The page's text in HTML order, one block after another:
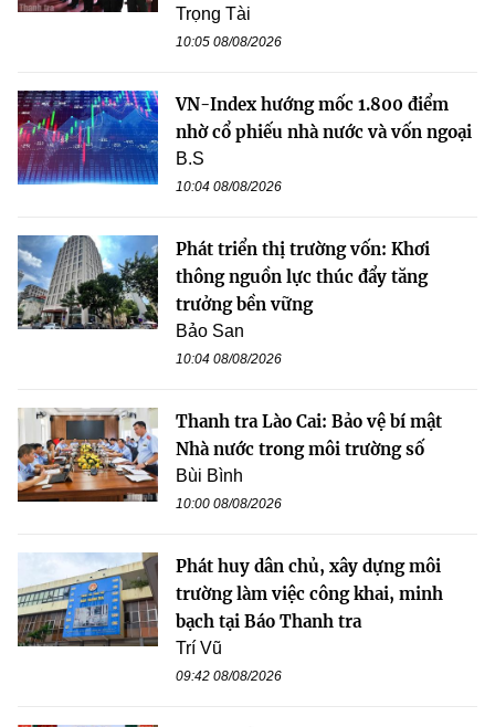
Trọng Tài
10:05 08/08/2026
VN-Index hướng mốc 1.800 điểm
nhờ cổ phiếu nhà nước và vốn ngoại
B.S
10:04 08/08/2026
Phát triển thị trường vốn: Khơi
thông nguồn lực thúc đẩy tăng
trưởng bền vững
Bảo San
10:04 08/08/2026
Thanh tra Lào Cai: Bảo vệ bí mật
Nhà nước trong môi trường số
Bùi Bình
10:00 08/08/2026
Phát huy dân chủ, xây dựng môi
trường làm việc công khai, minh
bạch tại Báo Thanh tra
Trí Vũ
09:42 08/08/2026